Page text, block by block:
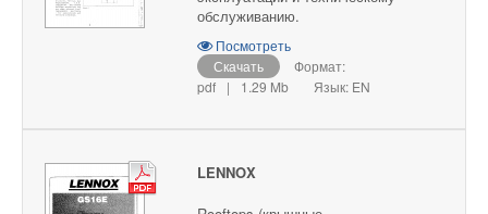
обслуживанию.
Посмотреть
Скачать
Формат:
pdf
| 1.29 Mb Язык: EN
LENNOX